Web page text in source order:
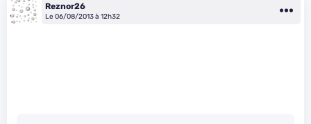
Reznor26
Le 06/08/2013 à 12h32